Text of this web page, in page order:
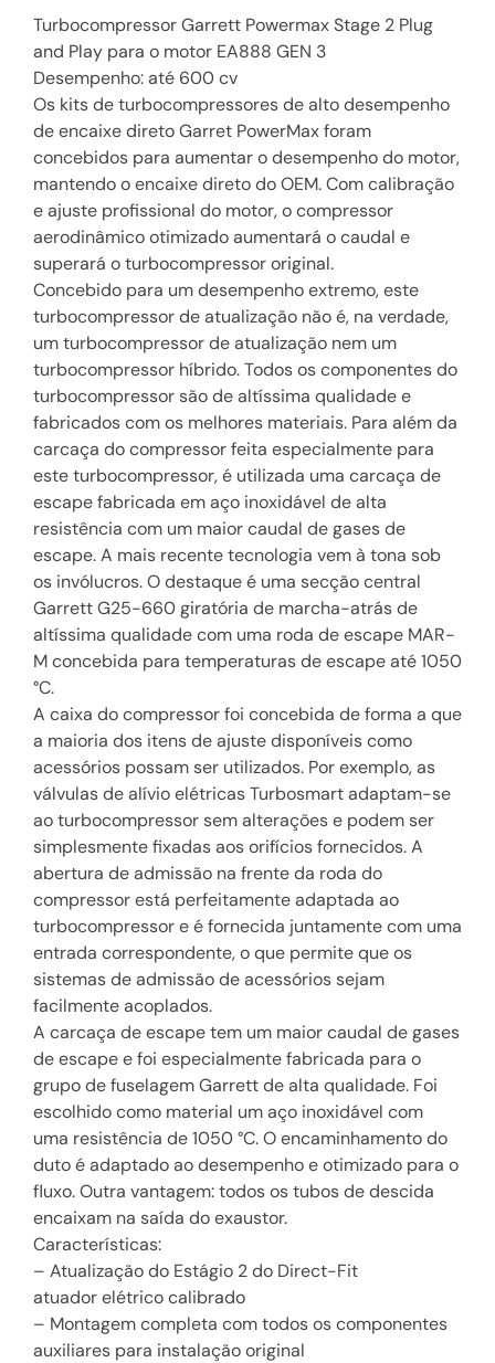
Turbocompressor Garrett Powermax Stage 2 Plug
and Play para o motor EA888 GEN 3
Desempenho: até 600 cv
Os kits de turbocompressores de alto desempenho
de encaixe direto Garret PowerMax foram
concebidos para aumentar o desempenho do motor,
mantendo o encaixe direto do OEM. Com calibração
e ajuste profissional do motor, o compressor
aerodinâmico otimizado aumentará o caudal e
superará o turbocompressor original.
Concebido para um desempenho extremo, este
turbocompressor de atualização não é, na verdade,
um turbocompressor de atualização nem um
turbocompressor híbrido. Todos os componentes do
turbocompressor são de altíssima qualidade e
fabricados com os melhores materiais. Para além da
carcaça do compressor feita especialmente para
este turbocompressor, é utilizada uma carcaça de
escape fabricada em aço inoxidável de alta
resistência com um maior caudal de gases de
escape. A mais recente tecnologia vem à tona sob
os invólucros. O destaque é uma secção central
Garrett G25-660 giratória de marcha-atrás de
altíssima qualidade com uma roda de escape MAR-
M concebida para temperaturas de escape até 1050
°C.
A caixa do compressor foi concebida de forma a que
a maioria dos itens de ajuste disponíveis como
acessórios possam ser utilizados. Por exemplo, as
válvulas de alívio elétricas Turbosmart adaptam-se
ao turbocompressor sem alterações e podem ser
simplesmente fixadas aos orifícios fornecidos. A
abertura de admissão na frente da roda do
compressor está perfeitamente adaptada ao
turbocompressor e é fornecida juntamente com uma
entrada correspondente, o que permite que os
sistemas de admissão de acessórios sejam
facilmente acoplados.
A carcaça de escape tem um maior caudal de gases
de escape e foi especialmente fabricada para o
grupo de fuselagem Garrett de alta qualidade. Foi
escolhido como material um aço inoxidável com
uma resistência de 1050 °C. O encaminhamento do
duto é adaptado ao desempenho e otimizado para o
fluxo. Outra vantagem: todos os tubos de descida
encaixam na saída do exaustor.
Características:
– Atualização do Estágio 2 do Direct-Fit
atuador elétrico calibrado
– Montagem completa com todos os componentes
auxiliares para instalação original